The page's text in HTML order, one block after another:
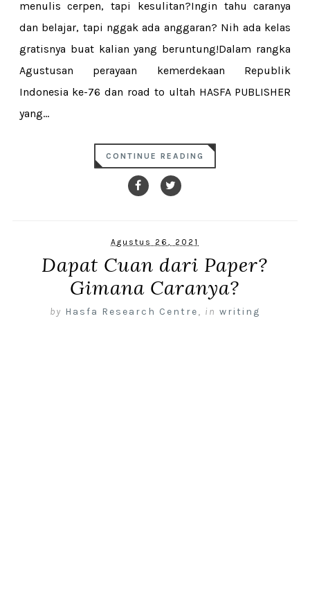
menulis cerpen, tapi kesulitan?Ingin tahu caranya
dan belajar, tapi nggak ada anggaran? Nih ada kelas
gratisnya buat kalian yang beruntung!Dalam rangka
Agustusan perayaan kemerdekaan Republik
Indonesia ke-76 dan road to ultah HASFA PUBLISHER
yang...
CONTINUE READING
Agustus 26, 2021
Dapat Cuan dari Paper?
Gimana Caranya?
by Hasfa Research Centre, in writing